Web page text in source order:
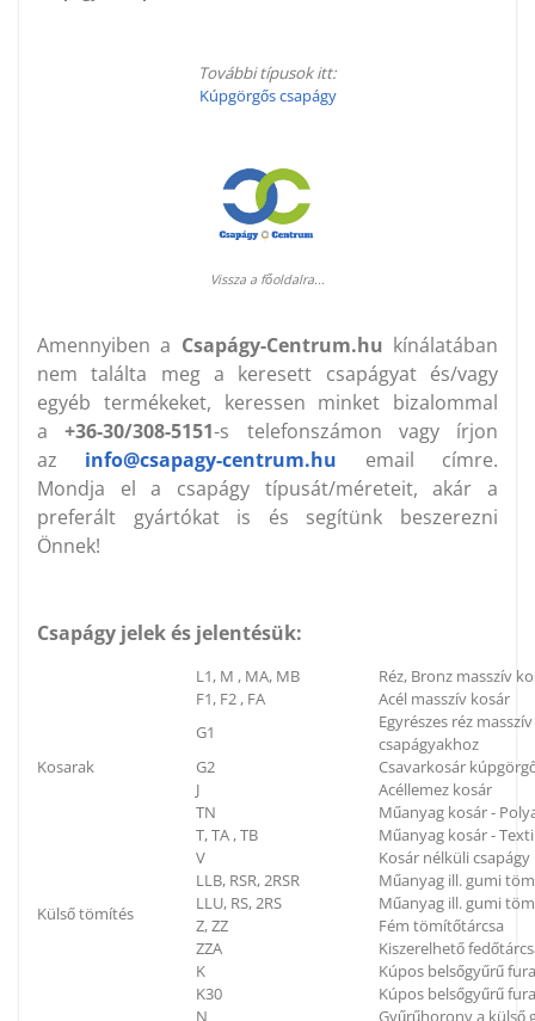
További típusok itt:
Kúpgörgős csapágy
Vissza a főoldalra...
Amennyiben a Csapágy-Centrum.hu kínálatában
nem találta meg a keresett csapágyat és/vagy
egyéb termékeket, keressen minket bizalommal
a+36-30/308-5151-s telefonszámon vagy írjon
az info@csapagy-centrum.hu email címre.
Mondja el a csapágy típusát/méreteit, akár a
preferált gyártókat is és segítünk beszerezni
Önnek!
Csapágy jelek és jelentésük:
Kosarak
L1, M , MA, MB
Réz, Bronz masszív
F1, F2 , FA
Acél masszív kosár
G1
Egyrészes réz
csapágyakhoz
G2
Csavarkosár
J
Acéllemez kosár
TN
Műanyag kosár -
T, TA , TB
Műanyag kosár -
V
Kosár nélküli csapágy
Külső tömítés
LLB, RSR, 2RSR
Műanyag ill. gumi
LLU, RS, 2RS
Műanyag ill. gumi
Z, ZZ
Fém tömítőtárcsa
ZZA
Kiszerelhető
K
Kúpos belsőgyűrű
K30
Kúpos belsőgyűrű
N
Gyűrűhorony a külső